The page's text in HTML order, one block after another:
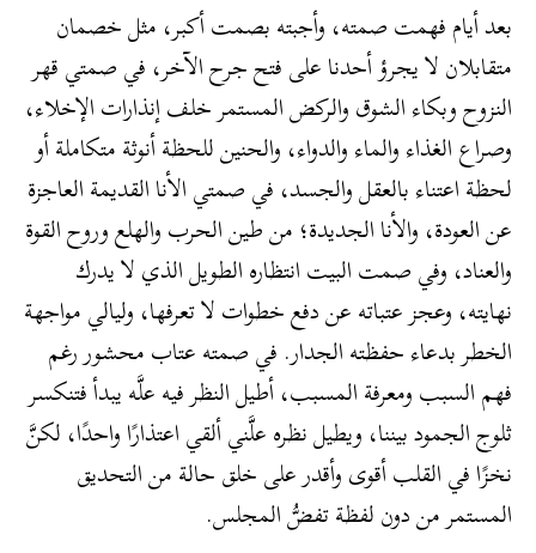
بعد أيام فهمت صمته، وأجبته بصمت أكبر، مثل خصمان
متقابلان لا يجرؤ أحدنا على فتح جرح الآخر، في صمتي قهر
النزوح وبكاء الشوق والركض المستمر خلف إنذارات الإخلاء،
وصراع الغذاء والماء والدواء، والحنين للحظة أنوثة متكاملة أو
لحظة اعتناء بالعقل والجسد، في صمتي الأنا القديمة العاجزة
عن العودة، والأنا الجديدة؛ من طين الحرب والهلع وروح القوة
والعناد، وفي صمت البيت انتظاره الطويل الذي لا يدرك
نهايته، وعجز عتباته عن دفع خطوات لا تعرفها، وليالي مواجهة
الخطر بدعاء حفظته الجدار. في صمته عتاب محشور رغم
فهم السبب ومعرفة المسبب، أطيل النظر فيه علَّه يبدأ فتنكسر
ثلوج الجمود بيننا، ويطيل نظره علَّني ألقي اعتذارًا واحدًا، لكنَّ
نخزًا في القلب أقوى وأقدر على خلق حالة من التحديق
المستمر من دون لفظة تفضُّ المجلس.